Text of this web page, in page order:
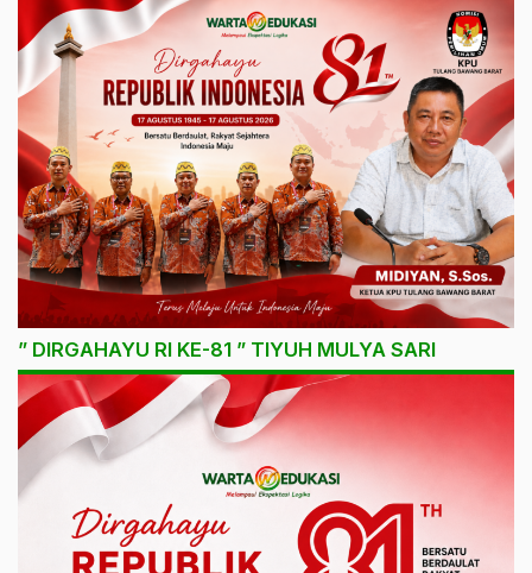
” DIRGAHAYU RI KE-81 ” TIYUH MULYA SARI